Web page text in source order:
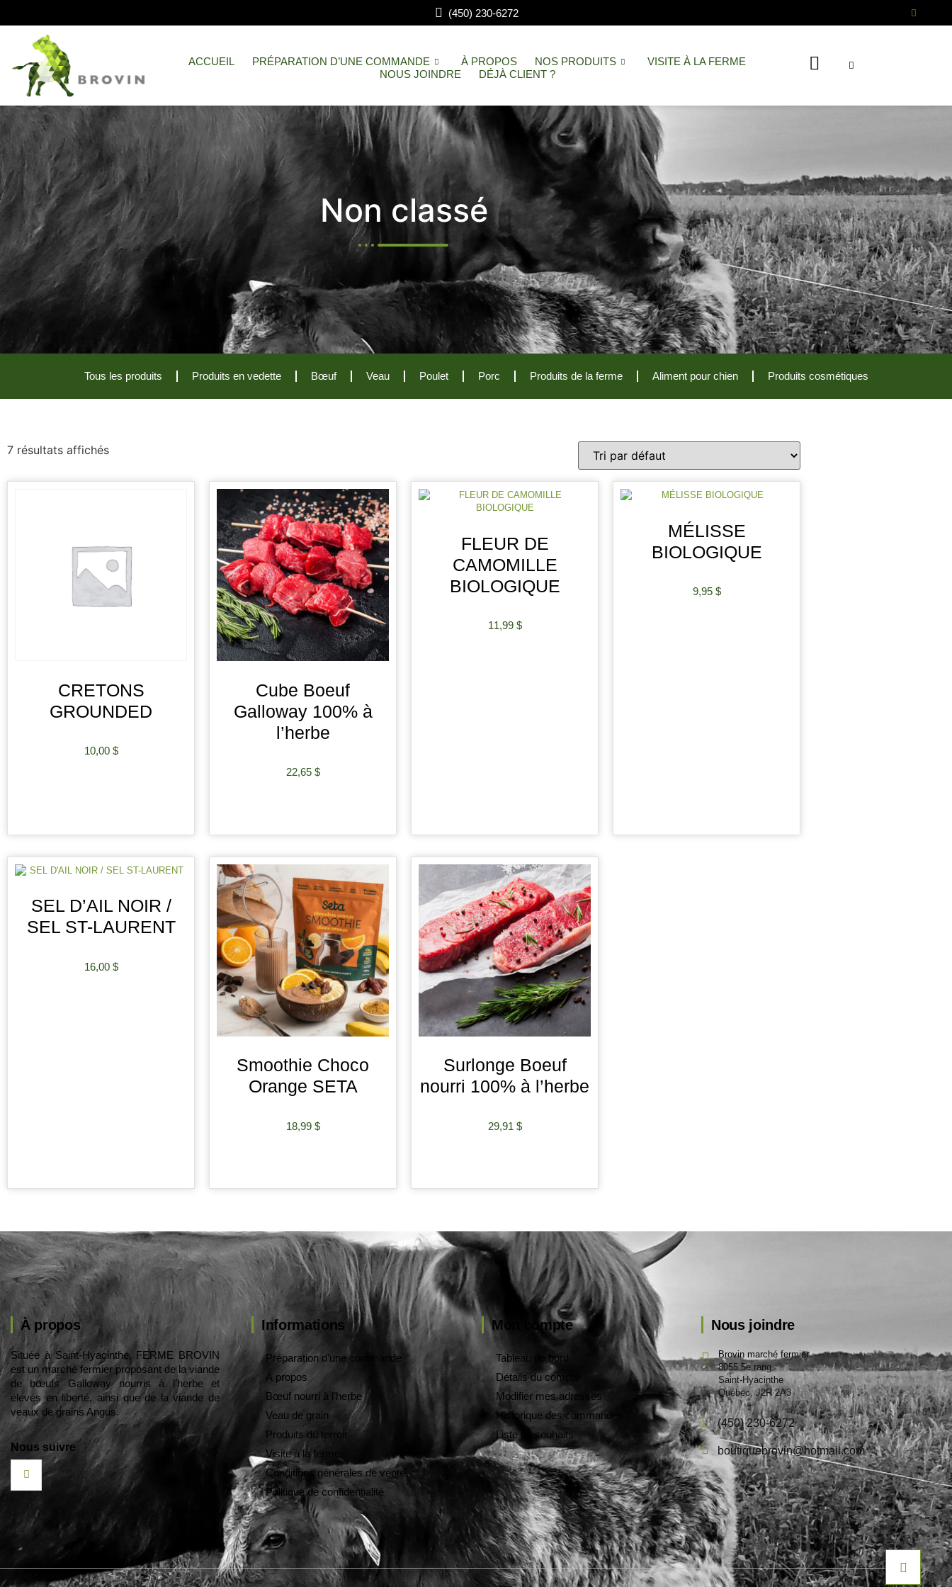
(450) 230-6272
ACCUEIL PRÉPARATION D’UNE COMMANDE À PROPOS NOS PRODUITS
VISITE À LA FERME
NOUS JOINDRE
DÉJÀ CLIENT ?
Non classé
Tous les produits Produits en vedette Bœuf Veau Poulet Porc Produits de la ferme Aliment pour chien Produits cosmétiques
7 résultats affichés
CRETONS
GROUNDED
10,00 $
Cube Boeuf
Galloway 100% à
l’herbe
22,65 $
FLEUR DE
CAMOMILLE
BIOLOGIQUE
11,99 $
MÉLISSE
BIOLOGIQUE
9,95 $
SEL D’AIL NOIR /
SEL ST-LAURENT
16,00 $
Smoothie Choco
Orange SETA
18,99 $
Surlonge Boeuf
nourri 100% à l’herbe
29,91 $
À propos
Située à Saint-Hyacinthe, FERME BROVIN
est un marché fermier proposant de la viande
de bœufs Galloway nourris à l’herbe et
élevés en liberté, ainsi que de la viande de
veaux de grains Angus.
Nous suivre
Informations
Préparation d’une commande
À propos
Bœuf nourri à l’herbe
Veau de grain
Produits du terroir
Visite à la ferme
Conditions générales de vente
Politique de confidentialité
Mon compte
Tableau de bord
Détails du compte
Modifier mes adresses
Historique des commandes
Liste de souhaits
Nous joindre
Brovin marché fermier
8055 5e rang
Saint-Hyacinthe
Québec, J2R 2A3
(450) 230-6272
boutiquebrovin@hotmail.com